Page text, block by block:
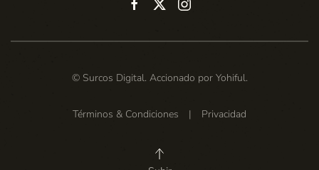
© Surcos Digital. Accionado por Yohiful.
Términos & Condiciones | Privacidad